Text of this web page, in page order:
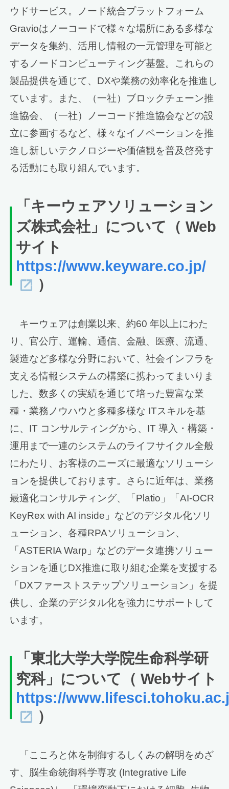
ウドサービス。ノード統合プラットフォーム
Gravioはノーコードで様々な場所にある多様な
データを集約、活用し情報の一元管理を可能と
するノードコンピューティング基盤。これらの
製品提供を通じて、DXや業務の効率化を推進し
ています。また、（一社）ブロックチェーン推
進協会、（一社）ノーコード推進協会などの設
立に参画するなど、様々なイノベーションを推
進し新しいテクノロジーや価値観を普及啓発す
る活動にも取り組んでいます。
「キーウェアソリューション
ズ株式会社」について（ Web
サイト
https://www.keyware.co.jp/
）
キーウェアは創業以来、約60 年以上にわた
り、官公庁、運輸、通信、金融、医療、流通、
製造など多様な分野において、社会インフラを
支える情報システムの構築に携わってまいりま
した。数多くの実績を通じて培った豊富な業
種・業務ノウハウと多種多様な ITスキルを基
に、IT コンサルティングから、IT 導入・構築・
運用まで一連のシステムのライフサイクル全般
にわたり、お客様のニーズに最適なソリューシ
ョンを提供しております。さらに近年は、業務
最適化コンサルティング、「Platio」「AI-OCR
KeyRex with AI inside」などのデジタル化ソリ
ューション、各種RPAソリューション、
「ASTERIA Warp」などのデータ連携ソリュー
ションを通じDX推進に取り組む企業を支援する
「DXファーストステップソリューション」を提
供し、企業のデジタル化を強力にサポートして
います。
「東北大学大学院生命科学研
究科」について（ Webサイト
https://
）
「こころと体を制御するしくみの解明をめざ
す、脳生命統御科学専攻 (Integrative Life